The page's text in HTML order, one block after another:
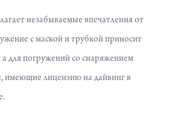
незабываемые впечатления от
с маской и трубкой приносит
для погружений со снаряжением
имеющие лицензию на дайвинг в